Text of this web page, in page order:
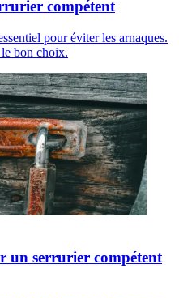
compétent
pour éviter les arnaques.
bon choix.
un serrurier compétent